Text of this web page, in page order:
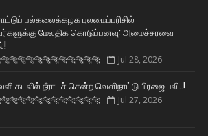
பல்கலைக்கழக புலமைப்பரிசில்
மேலதிக கொடுப்பனவு: அமைச்சரவை
Jul 28, 2026
கடலில் நீராடச் சென்ற வௌிநாட்டு பிரஜை பலி..!
Jul 27, 2026